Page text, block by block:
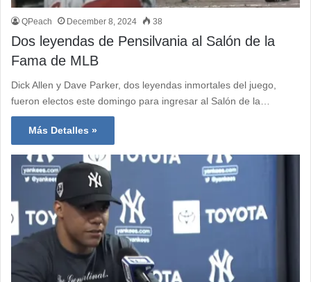
QPeach December 8, 2024 38
Dos leyendas de Pensilvania al Salón de la
Fama de MLB
Dick Allen y Dave Parker, dos leyendas inmortales del juego,
fueron electos este domingo para ingresar al Salón de la…
Más Detalles »